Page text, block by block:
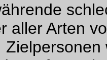
aller Arten